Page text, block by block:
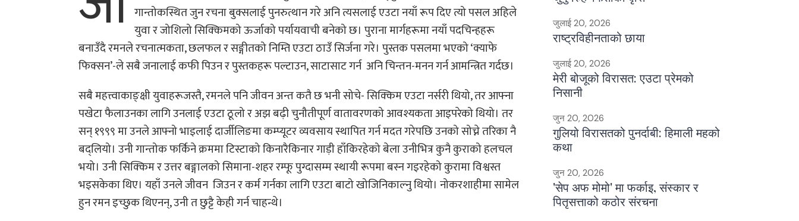
गान्तोकस्थित जुन रचना बुक्सलाई पुनरुत्थान गरे अनि त्यसलाई एउटा नयाँ रूप दिए त्यो पसल अहिले
युवा र जोशिलो सिक्किमको ऊर्जाको पर्यायवाची बनेको छ। पुराना मार्गहरूमा नयाँ पदचिन्हहरू
बनाउँदै रमनले रचनात्मकता, छलफल र सङ्गीतको निम्ति एउटा ठाउँ सिर्जना गरे। पुस्तक पसलमा भएको ‘क्याफे
फिक्सन’-ले सबै जनालाई कफी पिउन र पुस्तकहरू पल्टाउन, साटासाट गर्न अनि चिन्तन-मनन गर्न आमन्त्रित गर्दछ।
सबै महत्त्वाकाङ्क्षी युवाहरूजस्तै, रमनले पनि जीवन अन्त कतै छ भनी सोचे- सिक्किम एउटा नर्सरी थियो, तर आफ्ना
पखेटा फैलाउनका लागि उनलाई एउटा ठूलो र अझ बढ़ी चुनौतीपूर्ण वातावरणको आवश्यकता आइपरेको थियो। तर
सन् १९९९ मा उनले आफ्नो भाइलाई दार्जीलिङमा कम्प्यूटर व्यवसाय स्थापित गर्न मदत गरेपछि उनको सोच्ने तरिका नै
बद्लियो। उनी गान्तोक फर्किने क्रममा टिस्टाको किनारैकिनार गाड़ी हाँकिरहेको बेला उनीभित्र कुनै कुराको हलचल
भयो। उनी सिक्किम र उत्तर बङ्गालको सिमाना-शहर रम्फू पुग्दासम्म स्थायी रूपमा बस्न गइरहेको कुरामा विश्वस्त
भइसकेका थिए। यहाँ उनले जीवन जिउन र कर्म गर्नका लागि एउटा बाटो खोजिनिकाल्नु थियो। नोकरशाहीमा सामेल
हुन रमन इच्छुक थिएनन्, उनी त छुट्टै केही गर्न चाहन्थे।
जुलाई 20, 2026
राष्ट्रविहीनताको छाया
जुलाई 20, 2026
मेरी बोजूको विरासत: एउटा प्रेमको
निसानी
जुन 20, 2026
गुलियो विरासतको पुनर्दाबी: हिमाली महको
कथा
जुन 20, 2026
'सेप अफ मोमो' मा फर्काइ, संस्कार र
पितृसत्ताको कठोर संरचना